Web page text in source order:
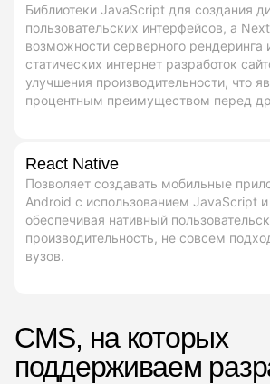
Библиотеки JavaScript для создания
пользовательских интерфейсов, а
возможности серверного рендеринга
статических интернет разработок
улучшения производительности, что
процентным преимуществом перед
React Native
Позволяет создавать мобильные
Android с использованием JavaScript
обеспечивая нативный
производительность, не совсем
вузов.
CMS, на которых
поддерживаем